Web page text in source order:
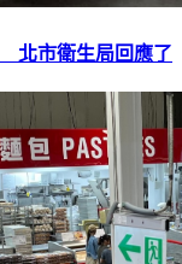
北市衛生局回應了